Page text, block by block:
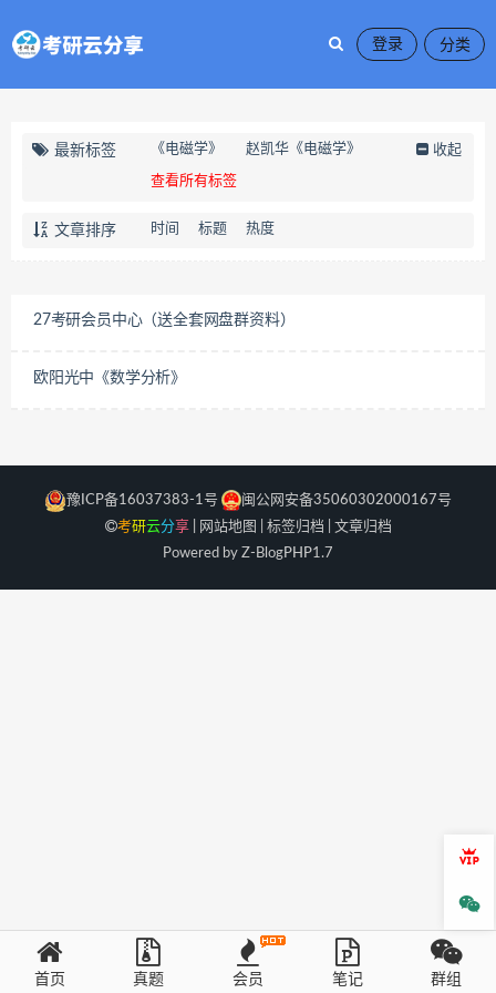
登录
最新标签 《电磁学》 赵凯华《电磁学》
查看所有标签
收起
文章排序 时间 标题 热度
27考研会员中心（送全套网盘群资料）
欧阳光中《数学分析》
豫ICP备16037383-1号
闽公网安备35060302000167号
考研云分享| 网站地图 标签归档
文章归档
Powered by Z-BlogPHP1.7
首页 真题 会员 笔记 群组
会员
微信